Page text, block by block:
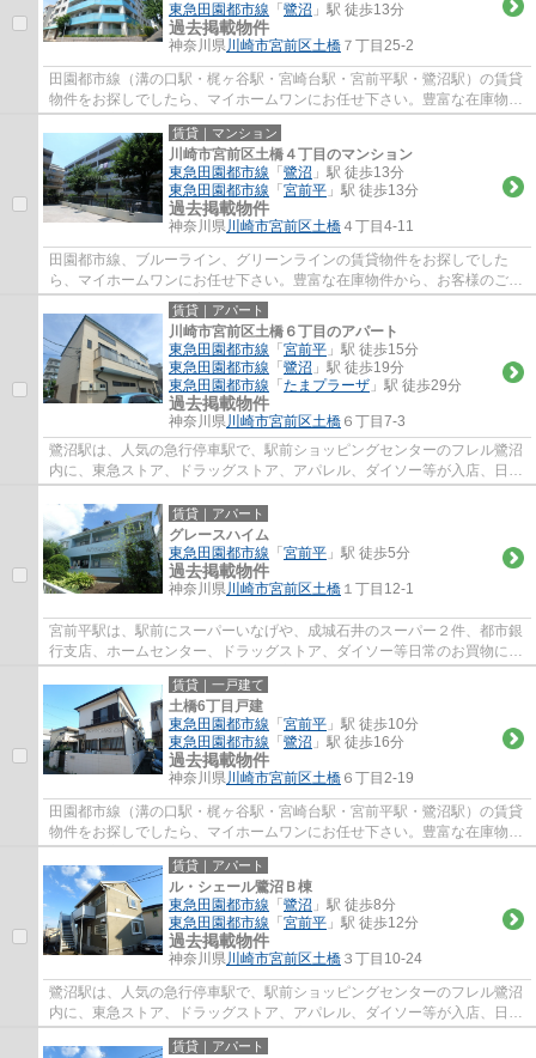
東急田園都市線 「 鷺沼 」駅 徒歩13分
過去掲載物件
神奈川県川崎市宮前区土橋 ７丁目25-2
田園都市線（溝の口駅・梶ヶ谷駅・宮崎台駅・宮前平駅・鷺沼駅）の賃貸
物件をお探しでしたら、マイホームワンにお任せ下さい。豊富な在庫物件
から、お客様のご要望に合うお部屋をご提...
賃貸｜マンション
川崎市宮前区土橋４丁目のマンション
東急田園都市線 「 鷺沼 」駅 徒歩13分
東急田園都市線 「 宮前平 」駅 徒歩13分
過去掲載物件
神奈川県川崎市宮前区土橋 ４丁目4-11
田園都市線、ブルーライン、グリーンラインの賃貸物件をお探しでした
ら、マイホームワンにお任せ下さい。豊富な在庫物件から、お客様のご要
望に合うお部屋をご提案致します。
賃貸｜アパート
川崎市宮前区土橋６丁目のアパート
東急田園都市線 「 宮前平 」駅 徒歩15分
東急田園都市線 「 鷺沼 」駅 徒歩19分
東急田園都市線 「 たまプラーザ 」駅 徒歩29分
過去掲載物件
神奈川県川崎市宮前区土橋 ６丁目7-3
鷺沼駅は、人気の急行停車駅で、駅前ショッピングセンターのフレル鷺沼
内に、東急ストア、ドラッグストア、アパレル、ダイソー等が入店、日常
のお買い物に便利で、周辺には、飲食店街...
賃貸｜アパート
グレースハイム
東急田園都市線 「 宮前平 」駅 徒歩5分
過去掲載物件
神奈川県川崎市宮前区土橋 １丁目12-1
宮前平駅は、駅前にスーパーいなげや、成城石井のスーパー２件、都市銀
行支店、ホームセンター、ドラッグストア、ダイソー等日常のお買物に
は、事欠かないのと、駅北側には、宮前区役...
賃貸｜一戸建て
土橋6丁目戸建
東急田園都市線 「 宮前平 」駅 徒歩10分
東急田園都市線 「 鷺沼 」駅 徒歩16分
過去掲載物件
神奈川県川崎市宮前区土橋 ６丁目2-19
田園都市線（溝の口駅・梶ヶ谷駅・宮崎台駅・宮前平駅・鷺沼駅）の賃貸
物件をお探しでしたら、マイホームワンにお任せ下さい。豊富な在庫物件
から、お客様のご要望に合うお部屋をご提...
賃貸｜アパート
ル・シェール鷺沼Ｂ棟
東急田園都市線 「 鷺沼 」駅 徒歩8分
東急田園都市線 「 宮前平 」駅 徒歩12分
過去掲載物件
神奈川県川崎市宮前区土橋 ３丁目10-24
鷺沼駅は、人気の急行停車駅で、駅前ショッピングセンターのフレル鷺沼
内に、東急ストア、ドラッグストア、アパレル、ダイソー等が入店、日常
のお買い物に便利で、周辺には、飲食店街...
賃貸｜アパート